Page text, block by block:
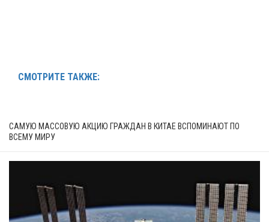
СМОТРИТЕ ТАКЖЕ:
САМУЮ МАССОВУЮ АКЦИЮ ГРАЖДАН В КИТАЕ ВСПОМИНАЮТ ПО
ВСЕМУ МИРУ